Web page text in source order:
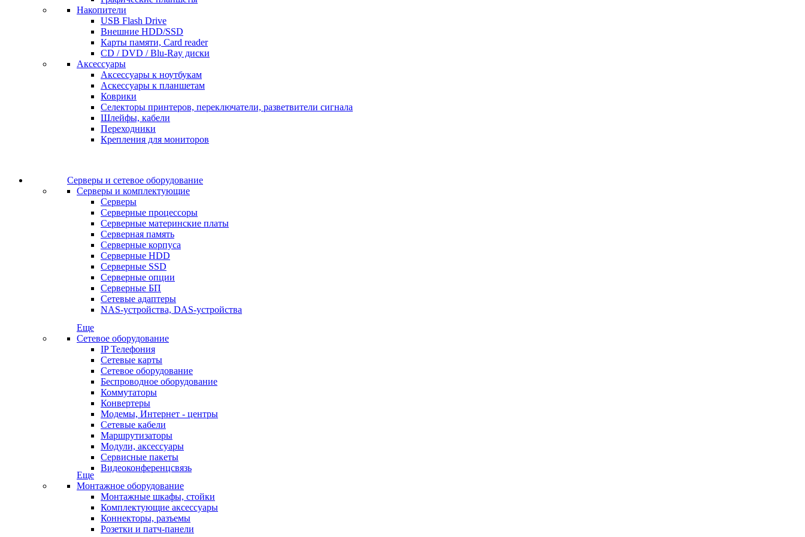
Накопители
USB Flash Drive
Внешние HDD/SSD
Карты памяти, Card reader
CD / DVD / Blu-Ray диски
Аксессуары
Аксессуары к ноутбукам
Аскессуары к планшетам
Коврики
Селекторы принтеров, переключатели, разветвители сигнала
Шлейфы, кабели
Переходники
Крепления для мониторов
Серверы и сетевое оборудование
Серверы и комплектующие
Серверы
Серверные процессоры
Серверные материнские платы
Серверная память
Серверные корпуса
Серверные HDD
Серверные SSD
Серверные опции
Серверные БП
Сетевые адаптеры
NAS-устройства, DAS-устройства
Еще
Сетевое оборудование
IP Телефония
Сетевые карты
Сетевое оборудование
Беспроводное оборудование
Коммутаторы
Конвертеры
Модемы, Интернет - центры
Сетевые кабели
Маршрутизаторы
Модули, аксессуары
Сервисные пакеты
Видеоконференцсвязь
Еще
Монтажное оборудование
Монтажные шкафы, стойки
Комплектующие аксессуары
Коннекторы, разъемы
Розетки и патч-панели